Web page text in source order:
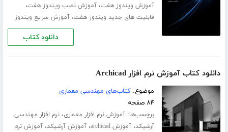
آموزش ویندوز هفت،آموزش نصب ویندوز هفت،
قابلیت های جدید ویندوز هفت،آموزش سریع ویندوز
دانلود کتاب
دانلود کتاب آموزش نرم افزار Archicad
موضوع:کتاب‌های مهندسی معماری
۸۴ صفحه
برچسب‌ها:آموزش نرم افزار معماری،نرم افزار مهندسی
آرشیکد،آموزش archicad ،آموزش آرشیکد،آموزش نرم